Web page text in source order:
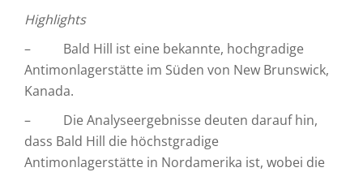
Highlights
– Bald Hill ist eine bekannte, hochgradige
Antimonlagerstätte im Süden von New Brunswick,
Kanada.
– Die Analyseergebnisse deuten darauf hin,
dass Bald Hill die höchstgradige
Antimonlagerstätte in Nordamerika ist, wobei die